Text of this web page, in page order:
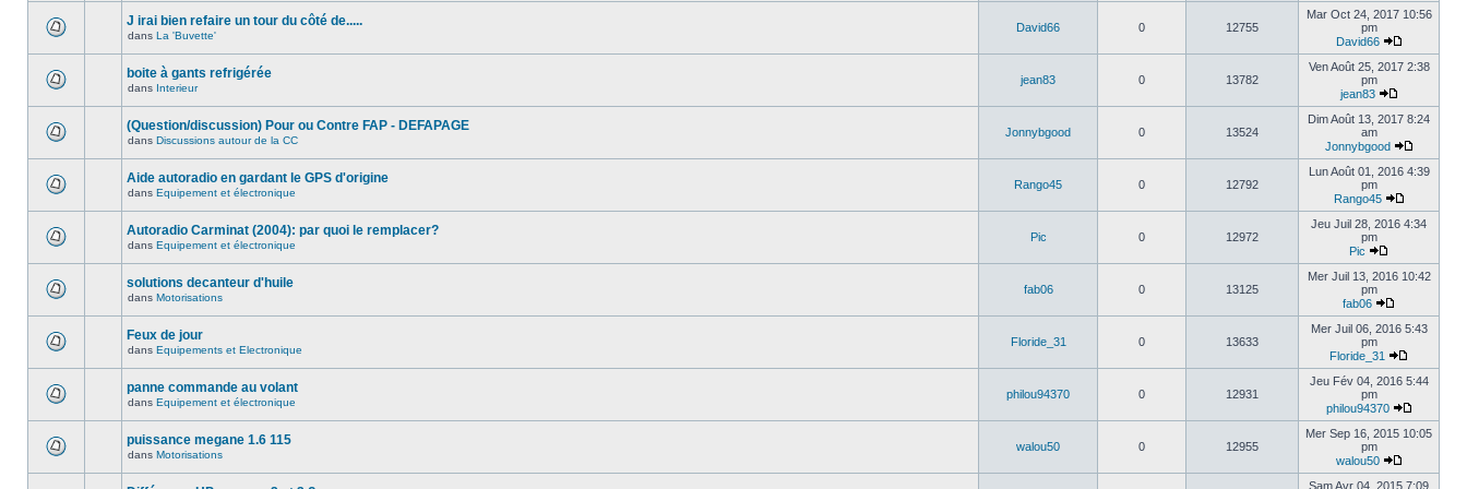
J irai bien refaire un tour du côté de.....
dans La 'Buvette'
David66 0 12755
Mar Oct 24, 2017 10:56
pm
David66
boite à gants refrigérée
dans Interieur
jean83 0 13782
Ven Août 25, 2017 2:38
pm
jean83
(Question/discussion) Pour ou Contre FAP - DEFAPAGE
dans Discussions autour de la CC
Jonnybgood 0 13524
Dim Août 13, 2017 8:24
am
Jonnybgood
Aide autoradio en gardant le GPS d'origine
dans Equipement et électronique
Rango45 0 12792
Lun Août 01, 2016 4:39
pm
Rango45
Autoradio Carminat (2004): par quoi le remplacer?
dans Equipement et électronique
Pic 0 12972
Jeu Juil 28, 2016 4:34
pm
Pic
solutions decanteur d'huile
dans Motorisations
fab06 0 13125
Mer Juil 13, 2016 10:42
pm
fab06
Feux de jour
dans Equipements et Electronique
Floride_31 0 13633
Mer Juil 06, 2016 5:43
pm
Floride_31
panne commande au volant
dans Equipement et électronique
philou94370 0 12931
Jeu Fév 04, 2016 5:44
pm
philou94370
puissance megane 1.6 115
dans Motorisations
walou50 0 12955
Mer Sep 16, 2015 10:05
pm
walou50
Sam Avr 04, 2015 7:09